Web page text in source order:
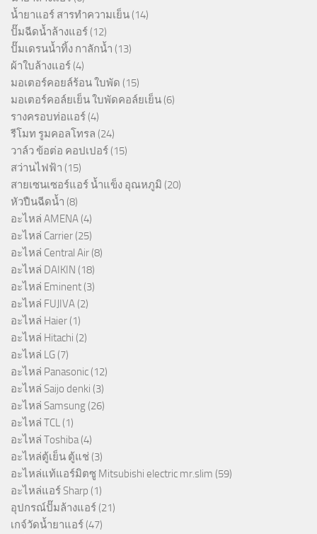
น้ำยาแอร์ สารทำความเย็น (14)
ปั๊มฉีดน้ำล้างแอร์ (12)
ปั๊มเดรนน้ำทิ้ง กาลักน้ำ (13)
ผ้าใบล้างแอร์ (4)
มอเตอร์คอยล์ร้อน ใบพัด (15)
มอเตอร์คอล์ยเย็น ใบพัดคอล์ยเย็น (6)
รางครอบท่อแอร์ (4)
รีโมท รูมคอลโทรล (24)
วาล์ว ข้อต่อ คอปเปอร์ (15)
สว่านไฟฟ้า (15)
สายเซนเซอร์แอร์ น้ำแข็ง อุณหภูมิ (20)
หัวปืนฉีดน้ำ (8)
อะไหล่ AMENA (4)
อะไหล่ Carrier (25)
อะไหล่ Central Air (8)
อะไหล่ DAIKIN (18)
อะไหล่ Eminent (3)
อะไหล่ FUJIVA (2)
อะไหล่ Haier (1)
อะไหล่ Hitachi (2)
อะไหล่ LG (7)
อะไหล่ Panasonic (12)
อะไหล่ Saijo denki (3)
อะไหล่ Samsung (26)
อะไหล่ TCL (1)
อะไหล่ Toshiba (4)
อะไหล่ตู้เย็น ตู้แช่ (3)
อะไหล่แท้แอร์มิตซู Mitsubishi electric mr.slim (59)
อะไหล่แอร์ Sharp (1)
อุปกรณ์ปั๊มล้างแอร์ (21)
เกจ์วัดน้ำยาแอร์ (47)